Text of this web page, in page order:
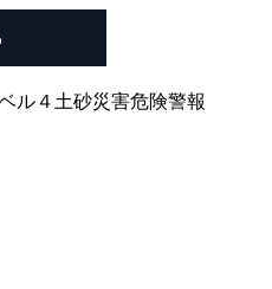
ル４土砂災害危険警報